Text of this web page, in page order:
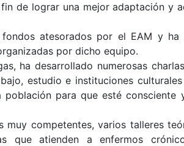
de lograr una mejor adaptación y
atesorados por el EAM y ha
por dicho equipo.
ha desarrollado numerosas
estudio e instituciones
para que esté consciente
muy competentes, varios talleres
que atienden a enfermos